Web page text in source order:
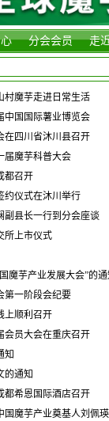
分会会员 走
村魔芋走进日常生活
中国国际薯业博览会
在四川省沐川县召开
届魔芋科普大会
都召开
约仪式在沐川举行
副县长一行到分会座谈
所上市仪式
魔芋产业发展大会”的
第一阶段会纪要
上顺利召开
会员大会在重庆召开
知
的通知
都希恩国际酒店召开
国魔芋产业奠基人刘佩